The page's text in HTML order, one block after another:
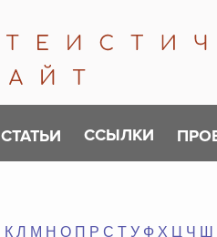
СТАТЬИ ССЫЛКИ
К Л М Н О П Р С Т У Ф Х Ц Ч Ш